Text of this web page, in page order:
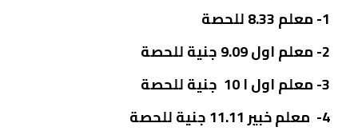
1- معلم 8.33 للحصة
2- معلم اول 9.09 جنية للحصة
3- معلم اول ا 10 جنية للحصة
4- معلم خبير 11.11 جنية للحصة